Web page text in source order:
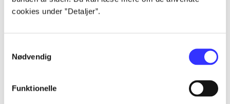
cookies under ”Detaljer”.
Nødvendig
Funktionelle
...
...